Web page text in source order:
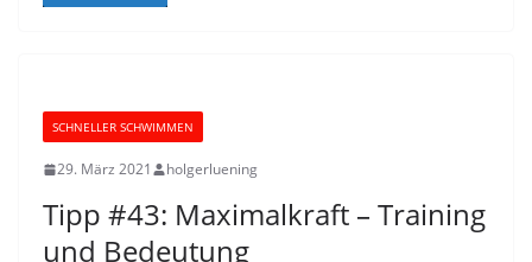
SCHNELLER SCHWIMMEN
29. März 2021 holgerluening
Tipp #43: Maximalkraft – Training
und Bedeutung